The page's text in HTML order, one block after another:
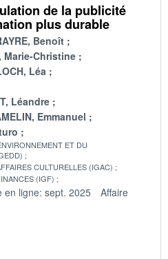
de la publicité
plus durable
Benoît
Marie-Christine
Léa
Léandre
Emmanuel
ET DU
CULTURELLES (IGAC)
(IGF)
en ligne: sept. 2025
Affaire